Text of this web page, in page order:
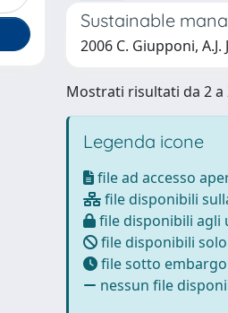
Sustainable
2006 C. Giupponi,
Mostrati risultati da 2 a
Legenda icone
file ad accesso
file disponibili
file disponibili agli
file disponibili
file sotto embargo
nessun file